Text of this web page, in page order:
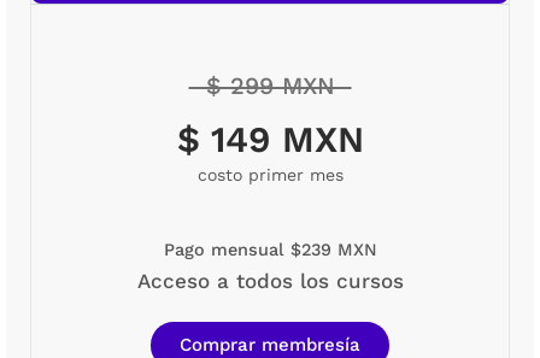
$ 299 MXN
$ 149 MXN
costo primer mes
Pago mensual $239 MXN
Acceso a todos los cursos
Comprar membresía